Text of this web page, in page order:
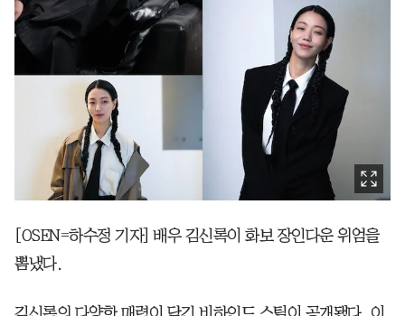
[OSEN=하수정 기자] 배우 김신록이 화보 장인다운 위엄을
뽐냈다.